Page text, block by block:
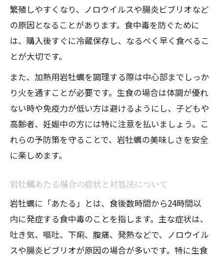
繁殖しやすくなり、ノロウイルスや腸炎ビブリオなど
の原因となることがあります。食中毒を防ぐために
は、購入後すぐに冷蔵保存し、なるべく早く食べるこ
とが大切です。
また、加熱用岩牡蠣を調理する際は中心部までしっか
り火を通すことが必要です。生食の場合は体調が優れ
ない時や免疫力が低い方は避けるようにし、子どもや
高齢者、妊娠中の方には特に注意を払いましょう。こ
れらの予防策を守ることで、岩牡蠣の美味しさを安全
に楽しめます。
岩牡蠣あたる場合の症状と対処法について
岩牡蠣に「あたる」とは、食後数時間から24時間以
内に発症する食中毒のことを指します。主な症状は、
吐き気、嘔吐、下痢、腹痛、発熱などで、ノロウイル
スや腸炎ビブリオが原因の場合が多いです。特に生食